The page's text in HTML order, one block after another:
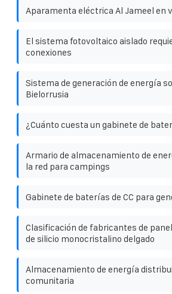
Aparamenta eléctrica Al Jameel en
El sistema fotovoltaico aislado
conexiones
Sistema de generación de energía
Bielorrusia
¿Cuánto cuesta un gabinete de
Armario de almacenamiento de
la red para campings
Gabinete de baterías de CC para
Clasificación de fabricantes de
de silicio monocristalino delgado
Almacenamiento de energía
comunitaria